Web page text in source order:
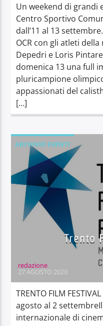
Un weekend di grandi
Centro Sportivo
dall’11 al 13
OCR con gli atleti
Depedri e Loris
domenica 13 una full
pluricampione
appassionati del
[…]
ARCHIVIO EVENTI
Trento
redazione
27 AGOSTO 2020
TRENTO FILM
agosto al 2
internazionale di